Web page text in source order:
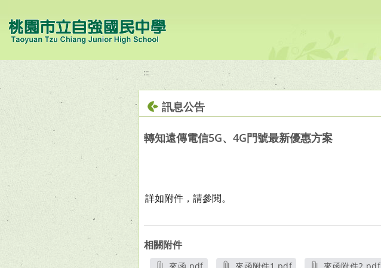
:::
訊息公告
轉知遠傳電信5G、4G門號最新優惠方案
詳如附件，請參閱。
相關附件